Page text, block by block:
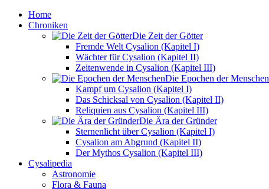
Home
Chroniken
Die Zeit der Götter
Fremde Welt Cysalion (Kapitel I)
Wächter für Cysalion (Kapitel II)
Zeitenwende in Cysalion (Kapitel III)
Die Epochen der Menschen
Kampf um Cysalion (Kapitel I)
Das Schicksal von Cysalion (Kapitel II)
Reliquien aus Cysalion (Kapitel III)
Die Ära der Gründer
Sternenlicht über Cysalion (Kapitel I)
Cysalion am Abgrund (Kapitel II)
Der Mythos Cysalion (Kapitel III)
Cysalipedia
Astronomie
Flora & Fauna